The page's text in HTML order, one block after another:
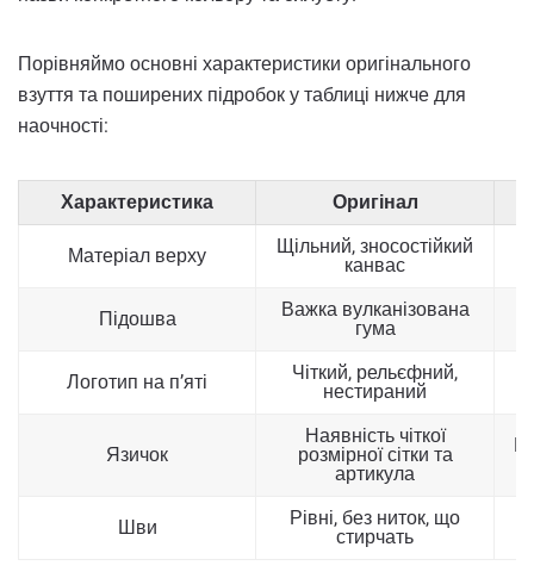
Порівняймо основні характеристики оригінального
взуття та поширених підробок у таблиці нижче для
наочності:
Характеристика Оригінал
Матеріал верху
Щільний, зносостійкий
канвас
Підошва
Важка вулканізована
гума
Логотип на п’яті
Чіткий, рельєфний,
нестираний
Язичок
Наявність чіткої
розмірної сітки та
артикула
Шви
Рівні, без ниток, що
стирчать